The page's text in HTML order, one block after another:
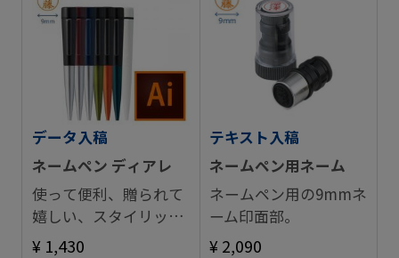
データ入稿
ネームペン ディアレ
使って便利、贈られて
嬉しい、スタイリッシ
ュなネームペン。
¥ 1,430
テキスト入稿
ネームペン用ネーム
ネームペン用の9mmネ
ーム印面部。
¥ 2,090